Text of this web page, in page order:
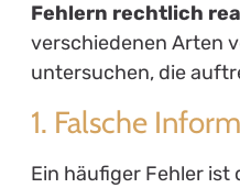
Fehlern rechtlich
verschiedenen Arten
untersuchen, die
1. Falsche
Ein häufiger Fehler ist